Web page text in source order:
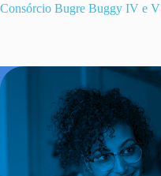
Consórcio Bugre Buggy IV e V